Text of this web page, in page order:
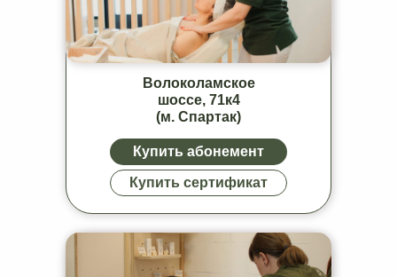
Волоколамское
шоссе, 71к4
(м. Спартак)
Купить абонемент
Купить сертификат
Придай тонус коже
с помощью массажа
в IDOL FACE